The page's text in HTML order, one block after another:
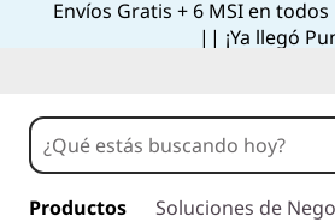
Envíos Gratis + 6 MSI en
|| ¡Ya llegó
Productos Soluciones de